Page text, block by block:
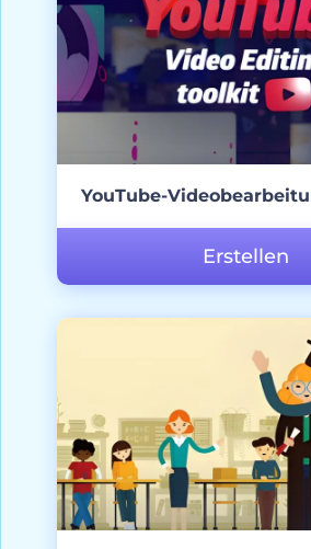
YouTube-
Erstellen